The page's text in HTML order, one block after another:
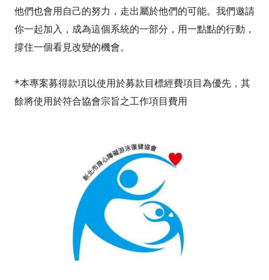
他們也會用自己的努力，走出屬於他們的可能。我們邀請
你一起加入，成為這個系統的一部分，用一點點的行動，
撐住一個看見改變的機會。
*本專案募得款項以使用於募款目標經費項目為優先，其
餘將使用於符合協會宗旨之工作項目費用